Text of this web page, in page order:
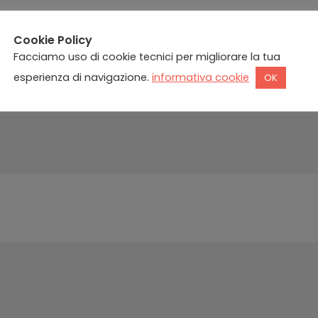
Cookie Policy
Facciamo uso di cookie tecnici per migliorare la tua
esperienza di navigazione. informativa cookie OK